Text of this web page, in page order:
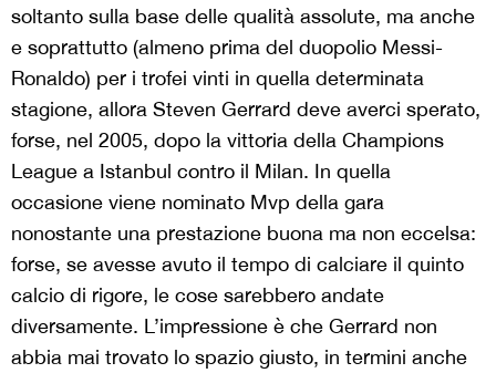
soltanto sulla base delle qualità assolute, ma anche
e soprattutto (almeno prima del duopolio Messi-
Ronaldo) per i trofei vinti in quella determinata
stagione, allora Steven Gerrard deve averci sperato,
forse, nel 2005, dopo la vittoria della Champions
League a Istanbul contro il Milan. In quella
occasione viene nominato Mvp della gara
nonostante una prestazione buona ma non eccelsa:
forse, se avesse avuto il tempo di calciare il quinto
calcio di rigore, le cose sarebbero andate
diversamente. L’impressione è che Gerrard non
abbia mai trovato lo spazio giusto, in termini anche